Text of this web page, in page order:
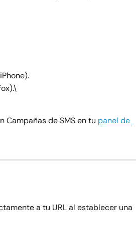
Campañas de SMS en tu panel de
a tu URL al establecer una